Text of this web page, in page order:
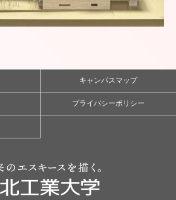
キャンパスマップ
プライバシーポリシー